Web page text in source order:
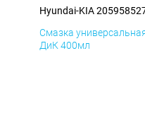
Hyundai-KIA
Смазка
ДиК 400мл